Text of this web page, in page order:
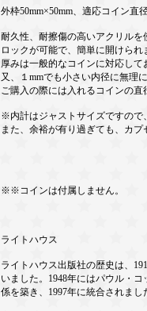
外枠50mm×50mm、適応コイン直
耐久性、耐擦傷の高いアクリルを
ロックが可能で、簡単に開けられ
厚みは一般的なコインに対応して
又、１mmでも小さい内径に無理
ご購入の際には入れるコインの直
※内計はジャストサイズですので
また、余裕が有り過ぎても、カ
※※コインは付属しません。
ライトハウス
ライトハウス出版社の歴史は、
いました。1948年にはパウル・
係を築き、1997年に統合されまし